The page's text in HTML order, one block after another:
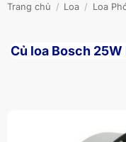
Trang chủ / Loa / Loa
Củ loa Bosch